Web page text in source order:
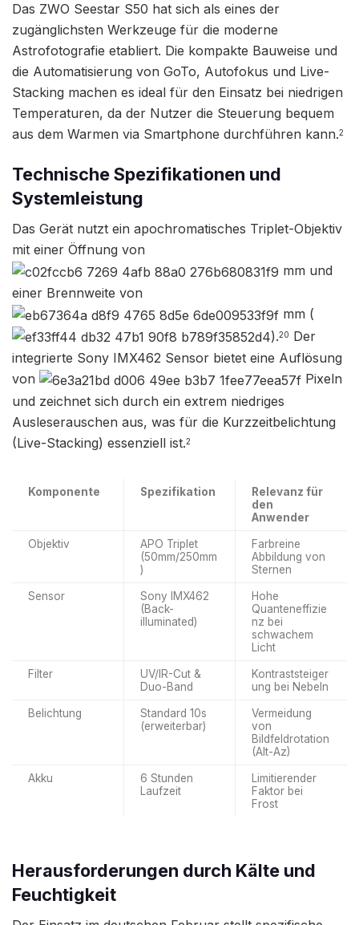
Das ZWO Seestar S50 hat sich als eines der
zugänglichsten Werkzeuge für die moderne
Astrofotografie etabliert. Die kompakte Bauweise und
die Automatisierung von GoTo, Autofokus und Live-
Stacking machen es ideal für den Einsatz bei niedrigen
Temperaturen, da der Nutzer die Steuerung bequem
aus dem Warmen via Smartphone durchführen kann.2
Technische Spezifikationen und
Systemleistung
Das Gerät nutzt ein apochromatisches Triplet-Objektiv
mit einer Öffnung von
mm und
einer Brennweite von
mm (
).20 Der
integrierte Sony IMX462 Sensor bietet eine Auflösung
von
Pixeln
und zeichnet sich durch ein extrem niedriges
Ausleserauschen aus, was für die Kurzzeitbelichtung
(Live-Stacking) essenziell ist.2
Komponente Spezifikation
Relevanz für
den
Anwender
Objektiv
APO Triplet
(50mm/250mm
)
Farbreine
Abbildung von
Sternen
Sensor
Sony IMX462
(Back-
illuminated)
Hohe
Quanteneffizie
nz bei
schwachem
Licht
Filter
UV/IR-Cut &
Duo-Band
Kontraststeiger
ung bei Nebeln
Belichtung
Standard 10s
(erweiterbar)
Vermeidung
von
Bildfeldrotation
(Alt-Az)
Akku
6 Stunden
Laufzeit
Limitierender
Faktor bei
Frost
Herausforderungen durch Kälte und
Feuchtigkeit